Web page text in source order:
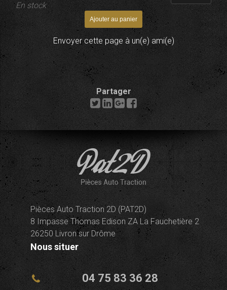
En stock
Envoyer cette page à un(e) ami(e)
Partager
Pièces Auto Traction 2D (PAT2D)
8 Impasse Thomas Edison ZA La Fauchetière 2
26250 Livron sur Drôme
Nous situer
04 75 83 36 28